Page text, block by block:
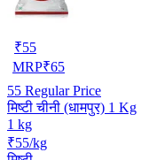
₹55
MRP₹65
55 Regular Price
मिष्टी चीनी (धामपुर) 1 Kg
1 kg
₹55/kg